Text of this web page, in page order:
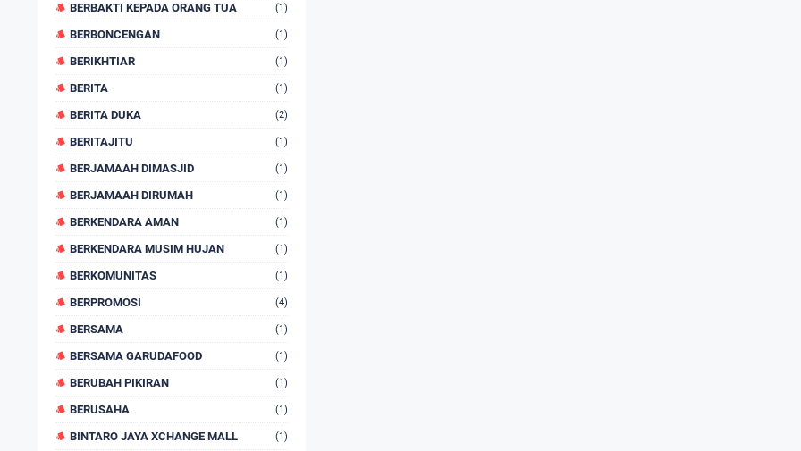
BERBAKTI KEPADA ORANG TUA (1)
BERBONCENGAN (1)
BERIKHTIAR (1)
BERITA (1)
BERITA DUKA (2)
BERITAJITU (1)
BERJAMAAH DIMASJID (1)
BERJAMAAH DIRUMAH (1)
BERKENDARA AMAN (1)
BERKENDARA MUSIM HUJAN (1)
BERKOMUNITAS (1)
BERPROMOSI (4)
BERSAMA (1)
BERSAMA GARUDAFOOD (1)
BERUBAH PIKIRAN (1)
BERUSAHA (1)
BINTARO JAYA XCHANGE MALL (1)